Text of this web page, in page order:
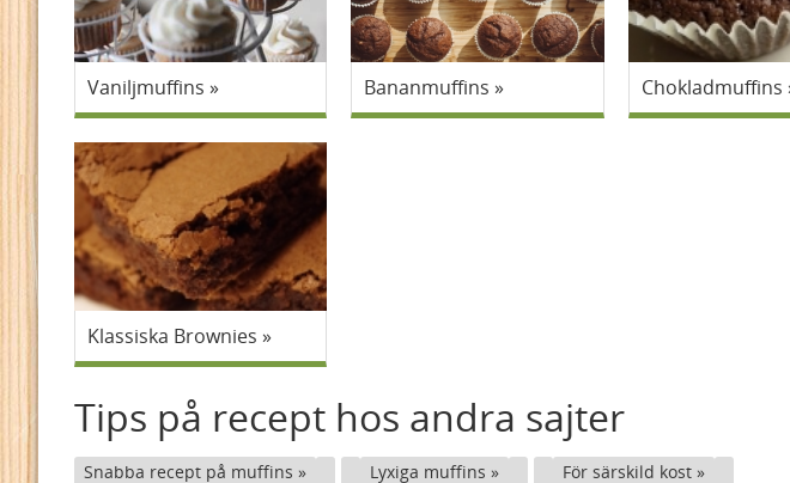
Vaniljmuffins Bananmuffins Chokladmuffins
Klassiska Brownies
Tips på recept hos andra sajter
Snabba recept på muffins Lyxiga muffins För särskild kost